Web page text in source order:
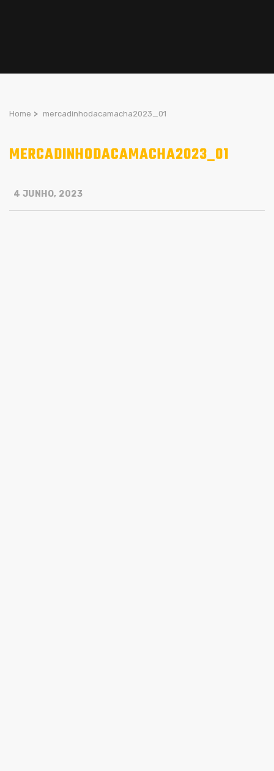
Home > mercadinhodacamacha2023_01
MERCADINHODACAMACHA2023_01
4 JUNHO, 2023